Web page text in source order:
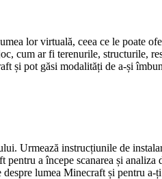
lor virtuală, ceea ce le poate
cum ar fi terenurile, structurile,
și pot găsi modalități de a-și
Urmează instrucțiunile de
a începe scanarea și analiza
lumea Minecraft și pentru a-